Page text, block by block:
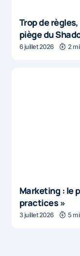
Trop de
piège du
6 juillet 2026 2
Marketing : le
practices »
3 juillet 2026 5